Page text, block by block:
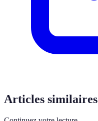
Articles similaires